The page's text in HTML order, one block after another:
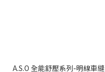
A.S.O 全能舒壓系列-明線車縫